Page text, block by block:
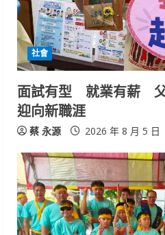
社會
面試有型 就業有薪
迎向新職涯
蔡 永源 2026 年 8 月 5 日